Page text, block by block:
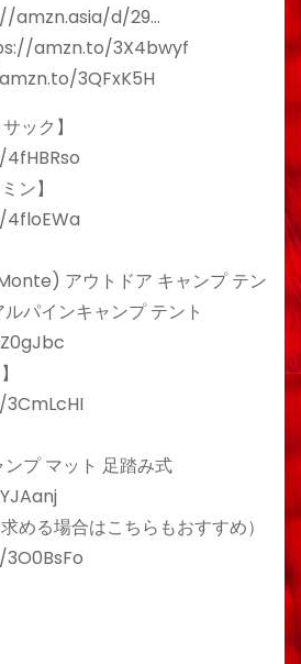
amzn.asia/d/29…
amzn.to/3X4bwyf
3QFxK5H
ック】
ン】
アウトドア キャンプ テン
パインキャンプ テント
ンプ マット 足踏み式
める場合はこちらもおすすめ）